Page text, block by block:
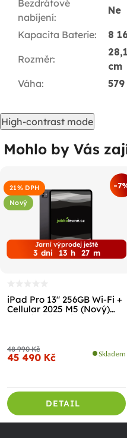
Bezdrátové
nabíjení:
Ne
Kapacita Baterie: 8
Rozměr:
cm
Váha:
High-contrast mode
Mohlo by Vás
21% DPH
Nový
-
Jarní výprodej ještě
3 dni 13 h 27 m
iPad Pro 13" 256GB Wi-Fi +
Cellular 2025 M5 (Nový)
Vesmírně černá
48 990 Kč
45 490 Kč Skladem
DETAIL